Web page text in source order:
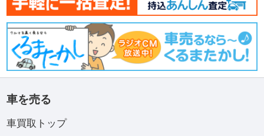
車を売る
車買取トップ